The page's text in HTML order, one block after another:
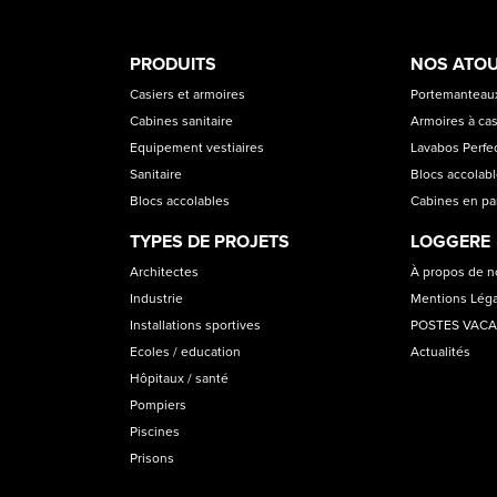
PRODUCT
CATEGORIES
PRODUITS
Casiers et armoires
Cabines sanitaire
Equipement vestiaires
Sanitaire
Blocs accolables
TYPES DE PROJETS
Architectes
Industrie
Installations sportives
Ecoles / education
Hôpitaux / santé
Pompiers
Piscines
Prisons
NOS
Armoires à
Lavabos
Blocs
Cabines en
LOGGERE
À propos de
Mentions
POSTES
Actualités